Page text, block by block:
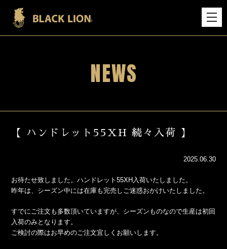
NEWS
【 ハンドレット55XH 続々入荷 】
2025.06.30
お待たせ致しました。ハンドレット55XH入荷いたしました。
昨年は、シーズン中には在庫も完売しご迷惑おかけいたしました。
すでにご注文も多数頂いていますが、シーズンものなので生産は初回
入荷のみとなります。
ご検討の際はお早めのご注文宜しくお願いします。